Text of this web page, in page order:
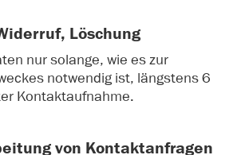
Löschung
nur solange, wie es zur
notwendig ist, längstens 6
Kontaktaufnahme.
von Kontaktanfragen